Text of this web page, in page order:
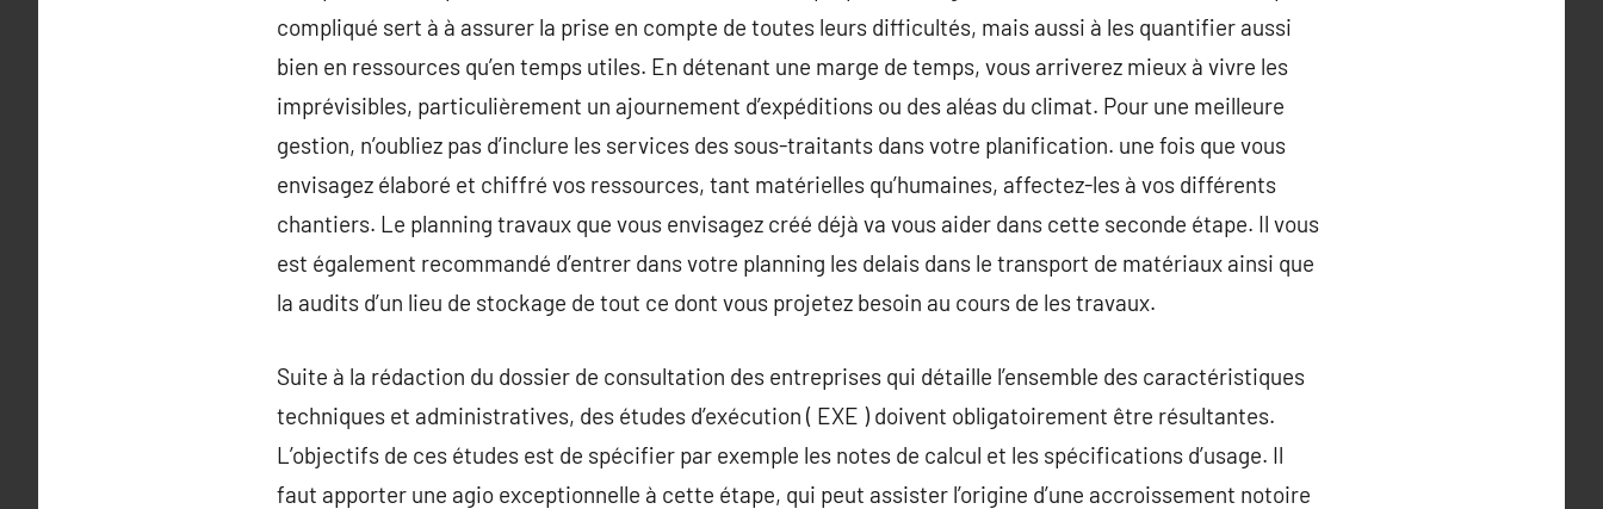
compliqué sert à à assurer la prise en compte de toutes leurs difficultés, mais aussi à les quantifier aussi
bien en ressources qu’en temps utiles. En détenant une marge de temps, vous arriverez mieux à vivre les
imprévisibles, particulièrement un ajournement d’expéditions ou des aléas du climat. Pour une meilleure
gestion, n’oubliez pas d’inclure les services des sous-traitants dans votre planification. une fois que vous
envisagez élaboré et chiffré vos ressources, tant matérielles qu’humaines, affectez-les à vos différents
chantiers. Le planning travaux que vous envisagez créé déjà va vous aider dans cette seconde étape. Il vous
est également recommandé d’entrer dans votre planning les delais dans le transport de matériaux ainsi que
la audits d’un lieu de stockage de tout ce dont vous projetez besoin au cours de les travaux.
Suite à la rédaction du dossier de consultation des entreprises qui détaille l’ensemble des caractéristiques
techniques et administratives, des études d’exécution ( EXE ) doivent obligatoirement être résultantes.
L’objectifs de ces études est de spécifier par exemple les notes de calcul et les spécifications d’usage. Il
faut apporter une agio exceptionnelle à cette étape, qui peut assister l’origine d’une accroissement notoire